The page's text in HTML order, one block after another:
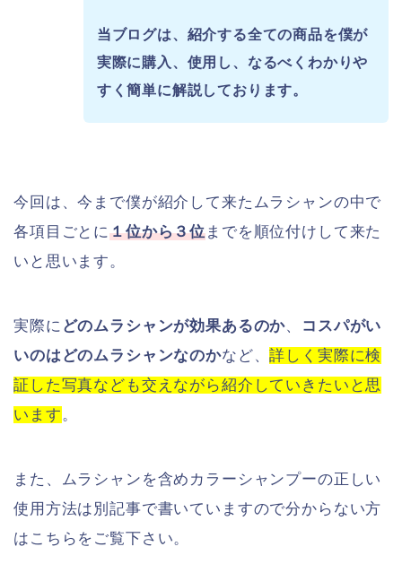
当ブログは、紹介する全ての商品を僕が
実際に購入、使用し、 なるべくわかりや
すく簡単に解説しております。
今回は、今まで僕が紹介して来たムラシャンの中で
各項目ごとに１位から３位までを順位付けして来た
いと思います。
実際に どのムラシャンが効果あるのか、
コスパがい
いのはどのムラシャンなのかなど、詳しく実際に検
証した写真なども交えながら紹介していきたいと思
います。
また、ムラシャンを含めカラーシャンプーの正しい
使用方法は別記事で書いていますので分からない方
はこちらをご覧下さい。